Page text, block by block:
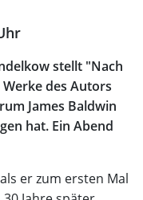
stellt "Nach
des Autors
James Baldwin
hat. Ein Abend
er zum ersten Mal